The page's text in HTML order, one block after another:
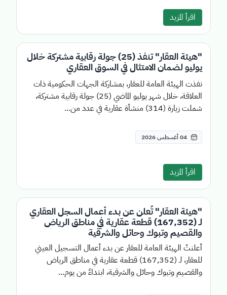
اقرأ المزيد
"هيئة العقار" تنفذ (25) جولة رقابية مشتركة خلال
يوليو لضمان الامتثال في السوق العقاري
نفذت الهيئة العامة للعقار، بمشاركة الجهات الحكومية ذات
العلاقة، خلال شهر يوليو الماضي (25) جولة رقابية مشتركة،
شملت زيارة (314) منشأة عقارية في عدد من...
04 أغسطس 2026
اقرأ المزيد
"هيئة العقار" تُعلن عن بدء أعمال السجل العقاري
لـ (167,352) قطعة عقارية في مناطق الرياض
والقصيم وتبوك وحائل والشرقية
أعلنتْ الهيئة العامة للعقار عن بدء أعمال التسجيل العيني
للعقار، لـ (167,352) قطعة عقارية في مناطق الرياض
والقصيم وتبوك وحائل والشرقية، ابتداءً من يوم...